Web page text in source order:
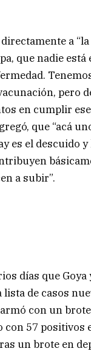
a
que nadie está
pero
en cumplir
que “acá
es el descuido
a subir”.
días que Goya
lista de casos
con un
57 positivos
un brote en